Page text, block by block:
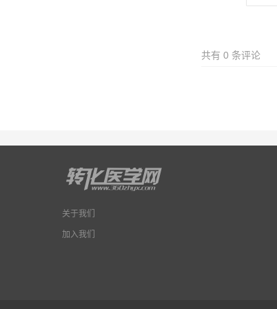
共有 0 条评论
关于我们
加入我们